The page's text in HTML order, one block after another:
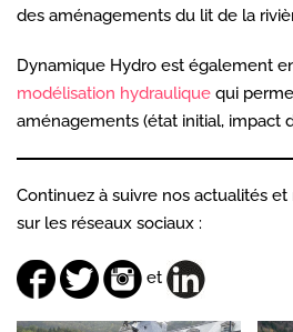
des aménagements du lit de la
Dynamique Hydro est également
modélisation hydraulique qui
aménagements (état initial, impact
Continuez à suivre nos actualités
sur les réseaux sociaux :
et